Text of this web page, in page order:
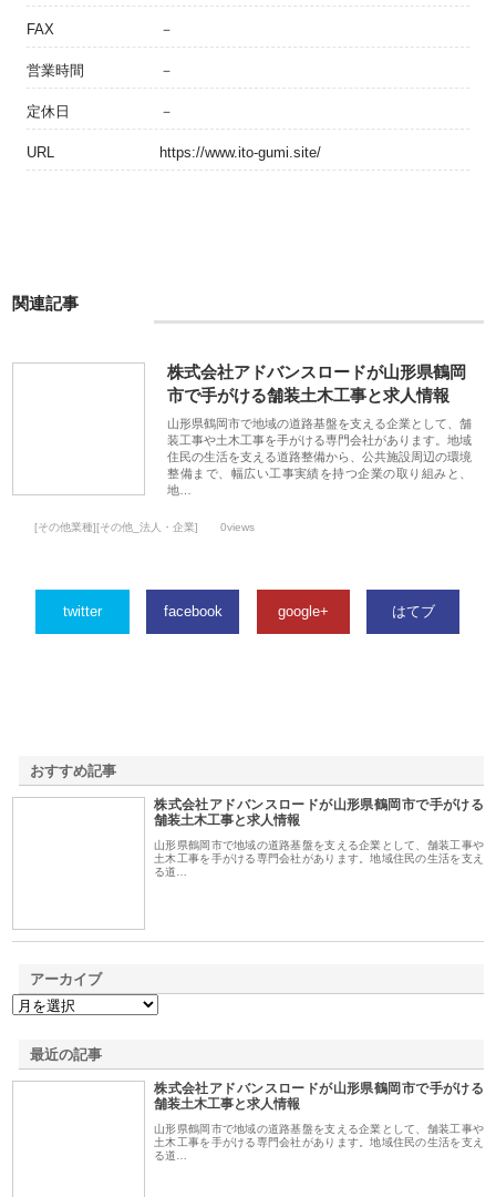
FAX －
営業時間 －
定休日 －
URL https://www.ito-gumi.site/
関連記事
株式会社アドバンスロードが山形県鶴岡
市で手がける舗装土木工事と求人情報
山形県鶴岡市で地域の道路基盤を支える企業として、舗
装工事や土木工事を手がける専門会社があります。地域
住民の生活を支える道路整備から、公共施設周辺の環境
整備まで、幅広い工事実績を持つ企業の取り組みと、
地…
[その他業種][その他_法人・企業] 0views
twitter facebook google+ はてブ
おすすめ記事
株式会社アドバンスロードが山形県鶴岡市で手がける
舗装土木工事と求人情報
山形県鶴岡市で地域の道路基盤を支える企業として、舗装工事や
土木工事を手がける専門会社があります。地域住民の生活を支え
る道…
アーカイブ
最近の記事
株式会社アドバンスロードが山形県鶴岡市で手がける
舗装土木工事と求人情報
山形県鶴岡市で地域の道路基盤を支える企業として、舗装工事や
土木工事を手がける専門会社があります。地域住民の生活を支え
る道…